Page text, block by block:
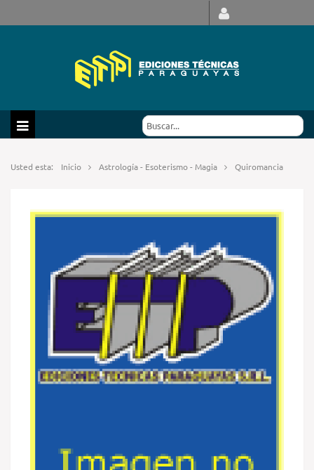
Usted esta: Inicio Astrología - Esoterismo - Magia Quiromancia